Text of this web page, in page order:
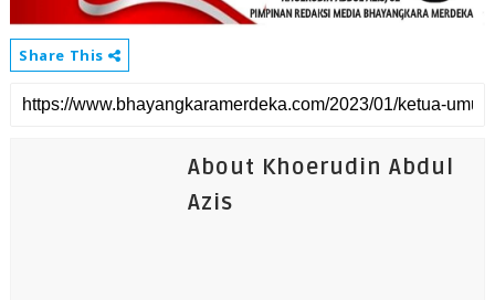
Share This
About Khoerudin Abdul
Azis